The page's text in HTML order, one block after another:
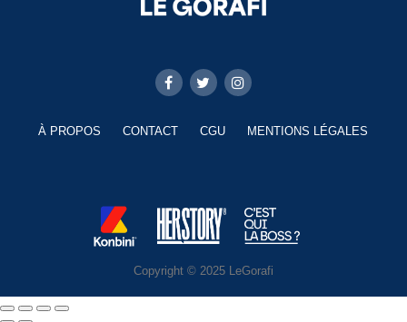
À PROPOS CONTACT CGU MENTIONS LÉGALES
Copyright © 2025 LeGorafi